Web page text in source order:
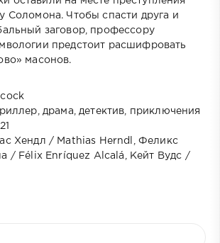
Соломона. Чтобы спасти друга и
заговор, профессору
предстоит расшифровать
масонов.
драма, детектив, приключения
Хендл / Mathias Herndl, Феликс
/ Félix Enríquez Alcalá, Кейт Вудс /